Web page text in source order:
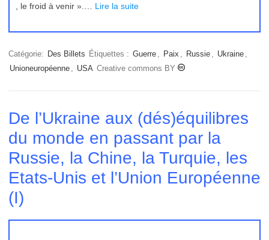
, le froid à venir ».… Lire la suite
Catégorie: Des Billets Étiquettes : Guerre Paix Russie Ukraine
Unioneuropéenne
USA Creative commons BY
De l’Ukraine aux (dés)équilibres
du monde en passant par la
Russie, la Chine, la Turquie, les
Etats-Unis et l’Union Européenne
(I)